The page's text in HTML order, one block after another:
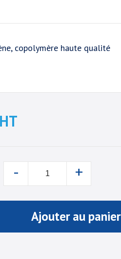
copolymère haute qualité
HT
- +
Ajouter au panier